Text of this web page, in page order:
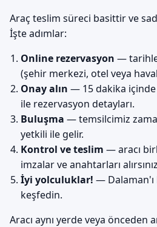
Araç teslim süreci basittir ve
İşte adımlar:
Online rezervasyon —
(şehir merkezi, otel veya
Onay alın — 15 dakika
ile rezervasyon detayları.
Buluşma — temsilcimiz
yetkili ile gelir.
Kontrol ve teslim — aracı
imzalar ve anahtarları
İyi yolculuklar! —
keşfedin.
Aracı aynı yerde veya önceden